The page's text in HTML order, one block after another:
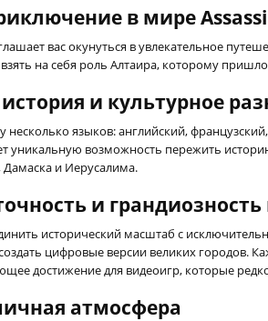
в мире
вас окунуться в увлекательное
на себя роль Алтаира, которому
и культурное
несколько языков: английский,
уникальную возможность пережить
и Иерусалима.
и
исторический масштаб с
цифровые версии великих городов.
достижение для видеоигр, которые
атмосфера